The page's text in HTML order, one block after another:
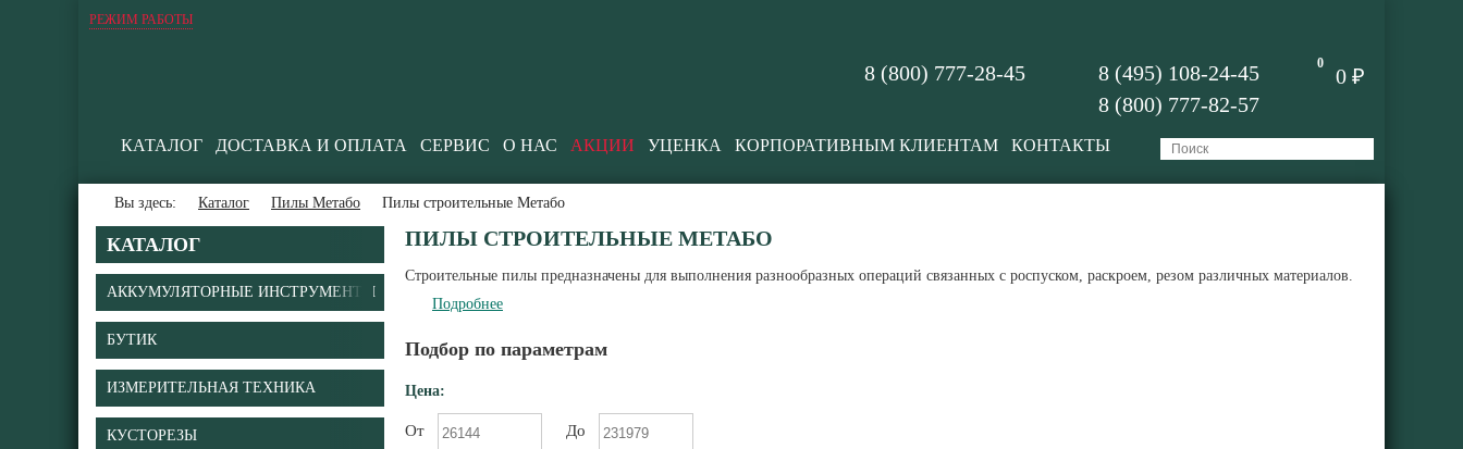
РЕЖИМ РАБОТЫ
0
0 ₽
8 (495) 108-24-45
8 (800) 777-82-57
8 (800) 777-28-45
КАТАЛОГ ДОСТАВКА И ОПЛАТА СЕРВИС О НАС АКЦИИ УЦЕНКА КОРПОРАТИВНЫМ КЛИЕНТАМ КОНТАКТЫ
Вы здесь: Каталог Пилы Метабо Пилы строительные Метабо
КАТАЛОГ
АККУМУЛЯТОРНЫЕ ИНСТРУМЕНТЫ
БУТИК
ИЗМЕРИТЕЛЬНАЯ ТЕХНИКА
КУСТОРЕЗЫ
ПИЛЫ СТРОИТЕЛЬНЫЕ МЕТАБО
Строительные пилы предназначены для выполнения разнообразных операций связанных с роспуском, раскроем, резом различных материалов.
Подробнее
Подбор по параметрам
Цена:
От До